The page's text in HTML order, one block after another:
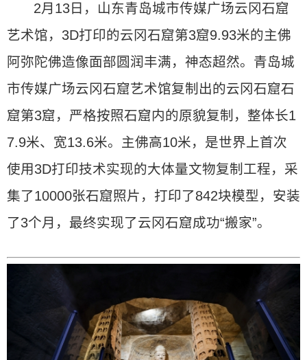
2月13日，山东青岛城市传媒广场云冈石窟
艺术馆，3D打印的云冈石窟第3窟9.93米的主佛
阿弥陀佛造像面部圆润丰满，神态超然。青岛城
市传媒广场云冈石窟艺术馆复制出的云冈石窟石
窟第3窟，严格按照石窟内的原貌复制，整体长1
7.9米、宽13.6米。主佛高10米，是世界上首次
使用3D打印技术实现的大体量文物复制工程，采
集了10000张石窟照片，打印了842块模型，安装
了3个月，最终实现了云冈石窟成功“搬家”。